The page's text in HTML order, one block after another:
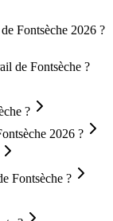
Fontsèche 2026 ?
de Fontsèche ?
?
2026 ?
Fontsèche ?